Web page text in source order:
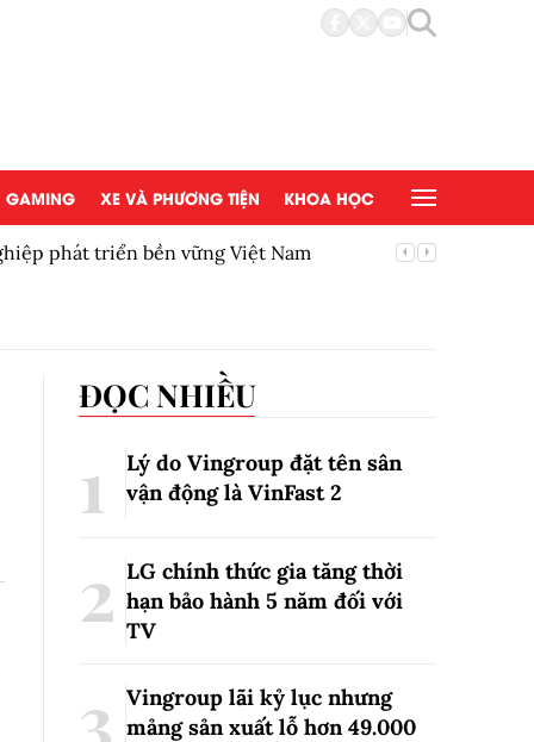
GAMING XE VÀ PHƯƠNG TIỆN KHOA HỌC
phát triển bền vững Việt Nam
ĐỌC NHIỀU
Lý do Vingroup đặt tên sân
vận động là VinFast2
LG chính thức gia tăng thời
hạn bảo hành 5 năm đối với
TV
Vingroup lãi kỷ lục nhưng
mảng sản xuất lỗ hơn 49.000